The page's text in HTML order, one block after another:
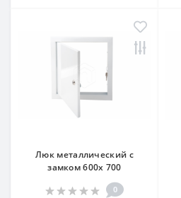
Люк металлический с
замком 600х 700
0